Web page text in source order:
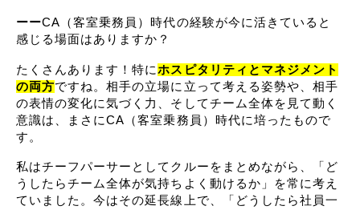
ーーCA（客室乗務員）時代の経験が今に活きていると
感じる場面はありますか？
たくさんあります！特にホスピタリティとマネジメント
の両方ですね。相手の立場に立って考える姿勢や、相手
の表情の変化に気づく力、そしてチーム全体を見て動く
意識は、まさにCA（客室乗務員）時代に培ったもので
す。
私はチーフパーサーとしてクルーをまとめながら、「ど
うしたらチーム全体が気持ちよく動けるか」を常に考え
ていました。今はその延長線上で、「どうしたら社員一